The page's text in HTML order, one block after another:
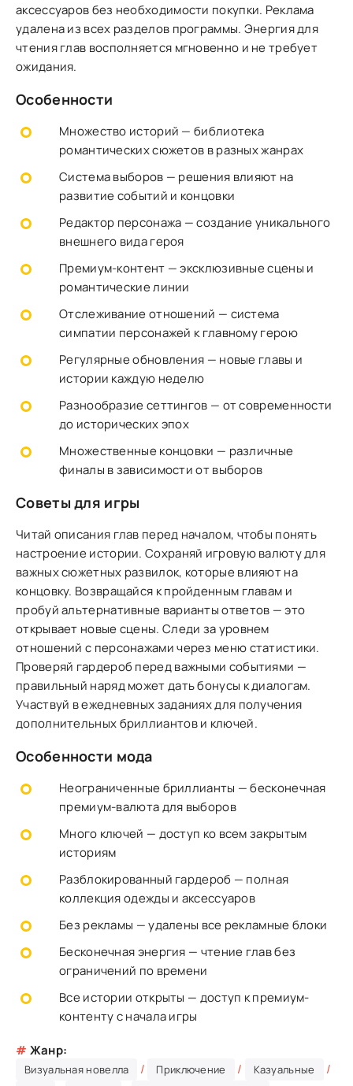
аксессуаров без необходимости покупки. Реклама
удалена из всех разделов программы. Энергия для
чтения глав восполняется мгновенно и не требует
ожидания.
Особенности
Множество историй — библиотека
романтических сюжетов в разных жанрах
Система выборов — решения влияют на
развитие событий и концовки
Редактор персонажа — создание уникального
внешнего вида героя
Премиум-контент — эксклюзивные сцены и
романтические линии
Отслеживание отношений — система
симпатии персонажей к главному герою
Регулярные обновления — новые главы и
истории каждую неделю
Разнообразие сеттингов — от современности
до исторических эпох
Множественные концовки — различные
финалы в зависимости от выборов
Советы для игры
Читай описания глав перед началом, чтобы понять
настроение истории. Сохраняй игровую валюту для
важных сюжетных развилок, которые влияют на
концовку. Возвращайся к пройденным главам и
пробуй альтернативные варианты ответов — это
открывает новые сцены. Следи за уровнем
отношений с персонажами через меню статистики.
Проверяй гардероб перед важными событиями —
правильный наряд может дать бонусы к диалогам.
Участвуй в ежедневных заданиях для получения
дополнительных бриллиантов и ключей.
Особенности мода
Неограниченные бриллианты — бесконечная
премиум-валюта для выборов
Много ключей — доступ ко всем закрытым
историям
Разблокированный гардероб — полная
коллекция одежды и аксессуаров
Без рекламы — удалены все рекламные блоки
Бесконечная энергия — чтение глав без
ограничений по времени
Все истории открыты — доступ к премиум-
контенту с начала игры
# Жанр:
Визуальная новелла / Приключение / Казуальные /